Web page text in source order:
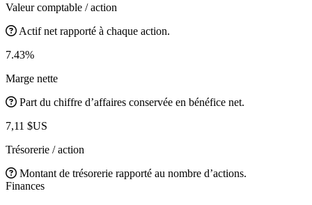
Valeur comptable / action
Actif net rapporté à chaque action.
7.43%
Marge nette
Part du chiffre d’affaires conservée en bénéfice net.
7,11 $US
Trésorerie / action
Montant de trésorerie rapporté au nombre d’actions.
Finances